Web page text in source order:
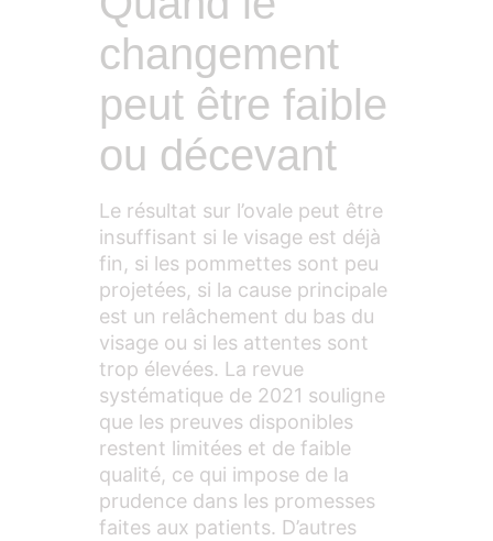
changement
peut être faible
ou décevant
Le résultat sur l’ovale peut être
insuffisant si le visage est déjà
fin, si les pommettes sont peu
projetées, si la cause principale
est un relâchement du bas du
visage ou si les attentes sont
trop élevées. La revue
systématique de 2021 souligne
que les preuves disponibles
restent limitées et de faible
qualité, ce qui impose de la
prudence dans les promesses
faites aux patients. D’autres